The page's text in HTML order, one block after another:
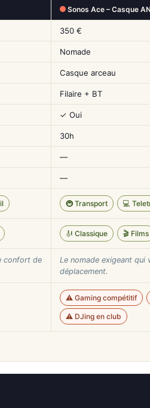
Sonos Ace – Casque
350 €
Nomade
Casque arceau
Filaire + BT
✓ Oui
30h
—
—
🚇 Transport 💻
🎻 Classique 🎬 Films
confort de
Le nomade exigeant qui
déplacement.
⚠️ Gaming compétitif
⚠️ DJing en club